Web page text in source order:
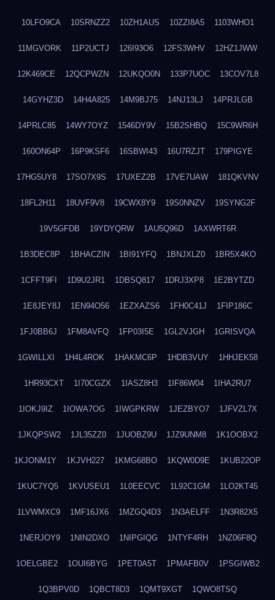
10LFO9CA 10SRNZZ2 10ZH1AUS 10ZZI8A5 1103WHO1
11MGVORK 11P2UCTJ 126I93O6 12FS3WHV 12HZ1JWW
12K469CE 12QCPWZN 12UKQO0N 133P7UOC 13COV7L8
14GYHZ3D 14H4A825 14M9BJ75 14NJ13LJ 14PRJLGB
14PRLC85 14WY7OYZ 1546DY9V 15B2SHBQ 15C9WR6H
160ON64P 16P9KSF6 16SBWI43 16U7RZJT 179PIGYE
17HG5UY8 17SO7X9S 17UXEZ2B 17VE7UAW 181QKVNV
18FL2H11 18UVF9V8 19CWX8Y9 19S0NNZV 19SYNG2F
19V5GFDB 19YDYQRW 1AU5Q96D 1AXWRT6R
1B3DEC8P 1BHACZIN 1BI91YFQ 1BNJXLZ0 1BR5X4KO
1CFFT9FI 1D9U2JR1 1DBSQ817 1DRJ3XP8 1E2BYTZD
1E8JEY8J 1EN94O56 1EZXAZS6 1FH0C41J 1FIP186C
1FJ0BB6J 1FM8AVFQ 1FP03I5E 1GL2VJGH 1GRISVQA
1GWILLXI 1H4L4ROK 1HAKMC6P 1HDB3VUY 1HHJEK58
1HR93CXT 1I70CGZX 1IASZ8H3 1IF86W04 1IHA2RU7
1IOKJ9IZ 1IOWA7OG 1IWGPKRW 1JEZBYO7 1JFVZL7X
1JKQPSW2 1JL35ZZ0 1JUOBZ9U 1JZ9UNM8 1K1OOBX2
1KJONM1Y 1KJVH227 1KMG68BO 1KQW0D9E 1KUB22OP
1KUC7YQ5 1KVUSEU1 1L0EECVC 1L92C1GM 1LO2KT45
1LVWMXC9 1MF16JX6 1MZGQ4D3 1N3AELFF 1N3R82X5
1NERJOY9 1NIN2DXO 1NIPGIQG 1NTYF4RH 1NZ06F8Q
1OELGBE2 1OUI6BYG 1PET0A5T 1PMAFB0V 1PSGIWB2
1Q3BPV0D 1QBCT8D3 1QMT9XGT 1QWO8TSQ